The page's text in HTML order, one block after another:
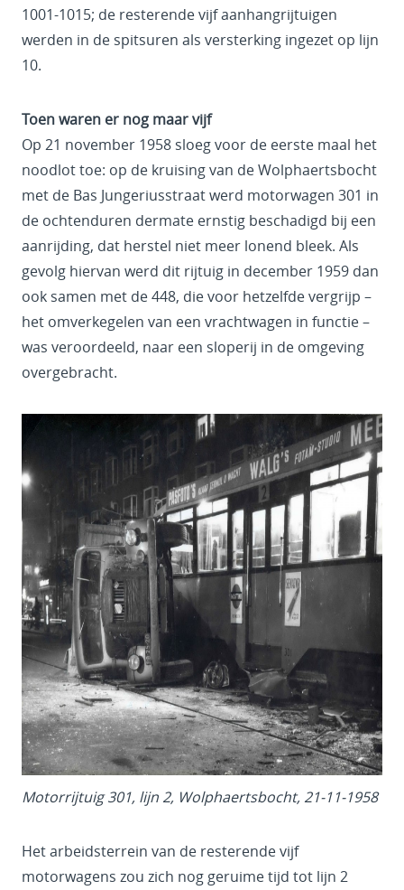
1001-1015; de resterende vijf aanhangrijtuigen
werden in de spitsuren als versterking ingezet op lijn
10.
Toen waren er nog maar vijf
Op 21 november 1958 sloeg voor de eerste maal het
noodlot toe: op de kruising van de Wolphaertsbocht
met de Bas Jungeriusstraat werd motorwagen 301 in
de ochtenduren dermate ernstig beschadigd bij een
aanrijding, dat herstel niet meer lonend bleek. Als
gevolg hiervan werd dit rijtuig in december 1959 dan
ook samen met de 448, die voor hetzelfde vergrijp –
het omverkegelen van een vrachtwagen in functie –
was veroordeeld, naar een sloperij in de omgeving
overgebracht.
Motorrijtuig 301, lijn 2, Wolphaertsbocht, 21-11-1958
Het arbeidsterrein van de resterende vijf
motorwagens zou zich nog geruime tijd tot lijn 2